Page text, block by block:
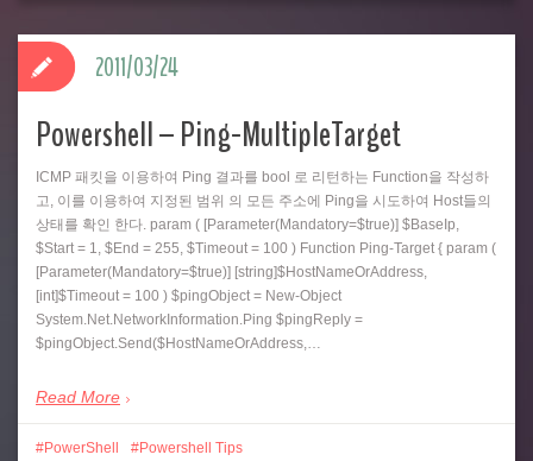
Powershell – Ping-MultipleTarget
ICMP 패킷을 이용하여 Ping 결과를 bool 로 리턴하는 Function을 작성하
고, 이를 이용하여 지정된 범위 의 모든 주소에 Ping을 시도하여 Host들의
상태를 확인 한다. param ( [Parameter(Mandatory=$true)] $BaseIp,
$Start = 1, $End = 255, $Timeout = 100 ) Function Ping-Target { param (
[Parameter(Mandatory=$true)] [string]$HostNameOrAddress,
[int]$Timeout = 100 ) $pingObject = New-Object
System.Net.NetworkInformation.Ping $pingReply =
$pingObject.Send($HostNameOrAddress,…
Read More
2011/03/24
PowerShell
Powershell Tips